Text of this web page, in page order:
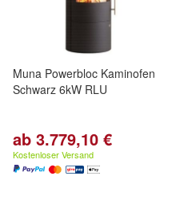
Muna Powerbloc Kaminofen
Schwarz 6kW RLU
ab 3.779,10 €
Kostenloser Versand